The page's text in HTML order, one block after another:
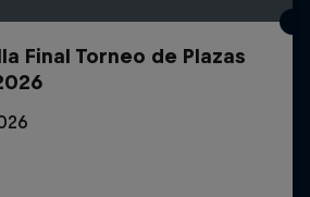
Final Torneo de Plazas